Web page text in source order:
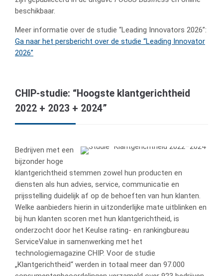
beschikbaar.
Meer informatie over de studie “Leading Innovators 2026”:
Ga naar het persbericht over de studie “Leading Innovator
2026”
CHIP-studie: “Hoogste klantgerichtheid
2022 + 2023 + 2024”
Bedrijven met een
bijzonder hoge
klantgerichtheid stemmen zowel hun producten en
diensten als hun advies, service, communicatie en
prijsstelling duidelijk af op de behoeften van hun klanten.
Welke aanbieders hierin in uitzonderlijke mate uitblinken en
bij hun klanten scoren met hun klantgerichtheid, is
onderzocht door het Keulse rating- en rankingbureau
ServiceValue in samenwerking met het
technologiemagazine CHIP. Voor de studie
„Klantgerichtheid“ werden in totaal meer dan 97.000